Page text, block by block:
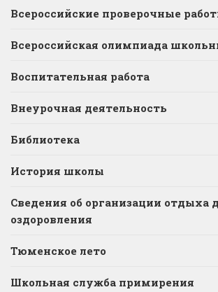
Всероссийские проверочные
Всероссийская олимпиада
Воспитательная работа
Внеурочная деятельность
Библиотека
История школы
Сведения об организации отдыха
оздоровления
Тюменское лето
Школьная служба примирения